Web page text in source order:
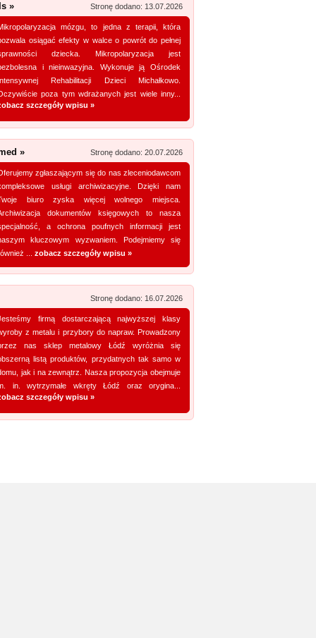
Zobacz szczegóły wpisu »
Promuj stronę w okienku!
strony w katalogu!
Data dodania: 03.07.2026
Zobacz szczegóły wpisu »
strony w katalogu!
Data dodania: 28.07.2026
Zobacz szczegóły wpisu »
Data dodania: 16.07.2026
Zobacz szczegóły wpisu »
Promuj stronę w okienku!
strony w katalogu!
Data dodania: 16.07.2026
Zobacz szczegóły wpisu »
» Stronę dodano: 13.07.2026
mózgu, to jedna z terapii, która
osiągać efekty w walce o powrót do pełnej
dziecka. Mikropolaryzacja jest
i nieinwazyjna. Wykonuje ją Ośrodek
Rehabilitacji Dzieci Michałkowo.
poza tym wdrażanych jest wiele inny...
szczegóły wpisu »
» Stronę dodano: 20.07.2026
zgłaszającym się do nas zleceniodawcom
usługi archiwizacyjne. Dzięki nam
biuro zyska więcej wolnego miejsca.
dokumentów księgowych to nasza
a ochrona poufnych informacji jest
kluczowym wyzwaniem. Podejmiemy się
... zobacz szczegóły wpisu »
Stronę dodano: 16.07.2026
firmą dostarczającą najwyższej klasy
z metalu i przybory do napraw. Prowadzony
nas sklep metalowy Łódź wyróżnia się
listą produktów, przydatnych tak samo w
jak i na zewnątrz. Nasza propozycja obejmuje
in. wytrzymałe wkręty Łódź oraz orygina...
szczegóły wpisu »